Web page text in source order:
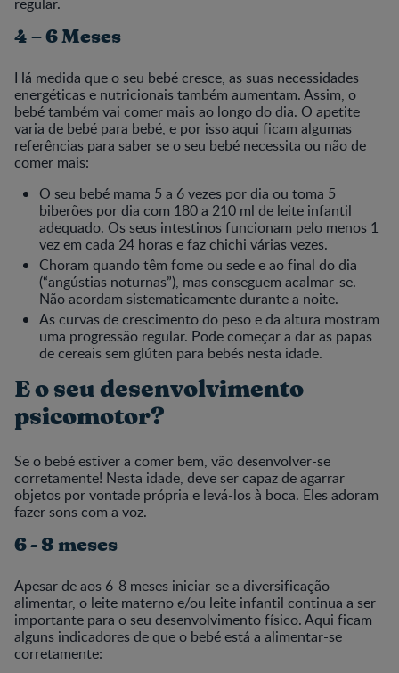
4 – 6 Meses
Há medida que o seu bebé cresce, as suas necessidades
energéticas e nutricionais também aumentam. Assim, o
bebé também vai comer mais ao longo do dia. O apetite
varia de bebé para bebé, e por isso aqui ficam algumas
referências para saber se o seu bebé necessita ou não de
comer mais:
O seu bebé mama 5 a 6 vezes por dia ou toma 5
biberões por dia com 180 a 210 ml de leite infantil
adequado. Os seus intestinos funcionam pelo menos 1
vez em cada 24 horas e faz chichi várias vezes.
Choram quando têm fome ou sede e ao final do dia
(“angústias noturnas”), mas conseguem acalmar-se.
Não acordam sistematicamente durante a noite.
As curvas de crescimento do peso e da altura mostram
uma progressão regular. Pode começar a dar as papas
de cereais sem glúten para bebés nesta idade.
E o seu desenvolvimento
psicomotor?
Se o bebé estiver a comer bem, vão desenvolver-se
corretamente! Nesta idade, deve ser capaz de agarrar
objetos por vontade própria e levá-los à boca. Eles adoram
fazer sons com a voz.
6 - 8 meses
Apesar de aos 6-8 meses iniciar-se a diversificação
alimentar, o leite materno e/ou leite infantil continua a ser
importante para o seu desenvolvimento físico. Aqui ficam
alguns indicadores de que o bebé está a alimentar-se
corretamente: